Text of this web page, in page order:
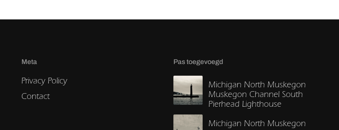
Meta
Privacy Policy
Contact
Pas toegevoegd
Michigan North Muskegon
Muskegon Channel South
Pierhead Lighthouse
Michigan North Muskegon